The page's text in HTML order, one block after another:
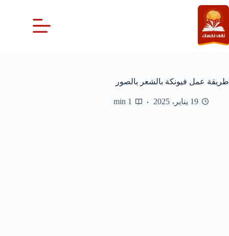
التجاوز
إلى
المحتوى
طريقة عمل فيونكة بالشعر بالصور
19 يناير، 2025 1 min